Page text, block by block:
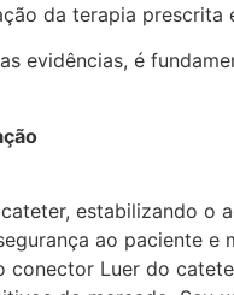
da terapia
evidências, é
estabilizando o
ao paciente e
conector Luer do